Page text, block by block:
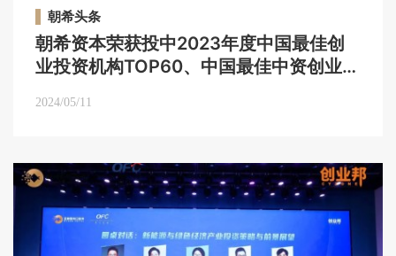
朝希头条
朝希资本荣获投中2023年度中国最佳创
业投资机构TOP60、中国最佳中资创业投
2024/05/11